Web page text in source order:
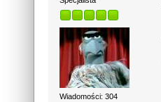
Wiadomości: 304